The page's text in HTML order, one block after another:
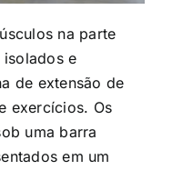
na parte
e
de extensão de
exercícios. Os
uma barra
em um